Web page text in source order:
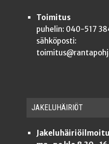
Toimitus
puhelin: 040-517
sähköposti:
JAKE­LU­HÄI­RIÖT